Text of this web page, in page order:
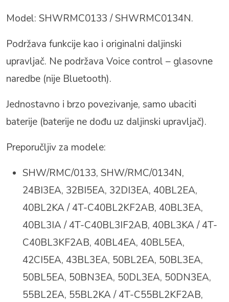
Model: SHWRMC0133 / SHWRMC0134N.
Podržava funkcije kao i originalni daljinski
upravljač. Ne podržava Voice control – glasovne
naredbe (nije Bluetooth).
Jednostavno i brzo povezivanje, samo ubaciti
baterije (baterije ne dođu uz daljinski upravljač).
Preporučljiv za modele:
SHW/RMC/0133, SHW/RMC/0134N,
24BI3EA, 32BI5EA, 32DI3EA, 40BL2EA,
40BL2KA / 4T-C40BL2KF2AB, 40BL3EA,
40BL3IA /4T-C40BL3IF2AB, 40BL3KA / 4T-
C40BL3KF2AB, 40BL4EA, 40BL5EA,
42CI5EA, 43BL3EA, 50BL2EA, 50BL3EA,
50BL5EA, 50BN3EA, 50DL3EA, 50DN3EA,
55BL2EA, 55BL2KA / 4T-C55BL2KF2AB,